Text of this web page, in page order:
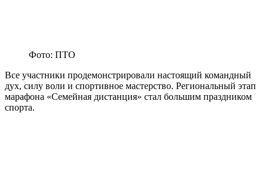
Фото: ПТО
Все участники продемонстрировали настоящий командный
дух, силу воли и спортивное мастерство. Региональный этап
марафона «Семейная дистанция» стал большим праздником
спорта.